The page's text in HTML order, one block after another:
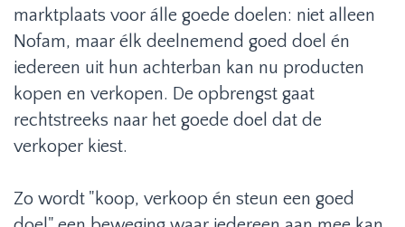
marktplaats voor álle goede doelen: niet alleen
Nofam, maar élk deelnemend goed doel én
iedereen uit hun achterban kan nu producten
kopen en verkopen. De opbrengst gaat
rechtstreeks naar het goede doel dat de
verkoper kiest.
Zo wordt "koop, verkoop én steun een goed